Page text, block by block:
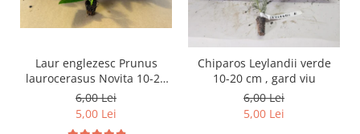
Laur englezesc Prunus
laurocerasus Novita 10-20
cm
6,00 Lei
5,00 Lei
Chiparos Leylandii verde
10-20 cm , gard viu
6,00 Lei
5,00 Lei